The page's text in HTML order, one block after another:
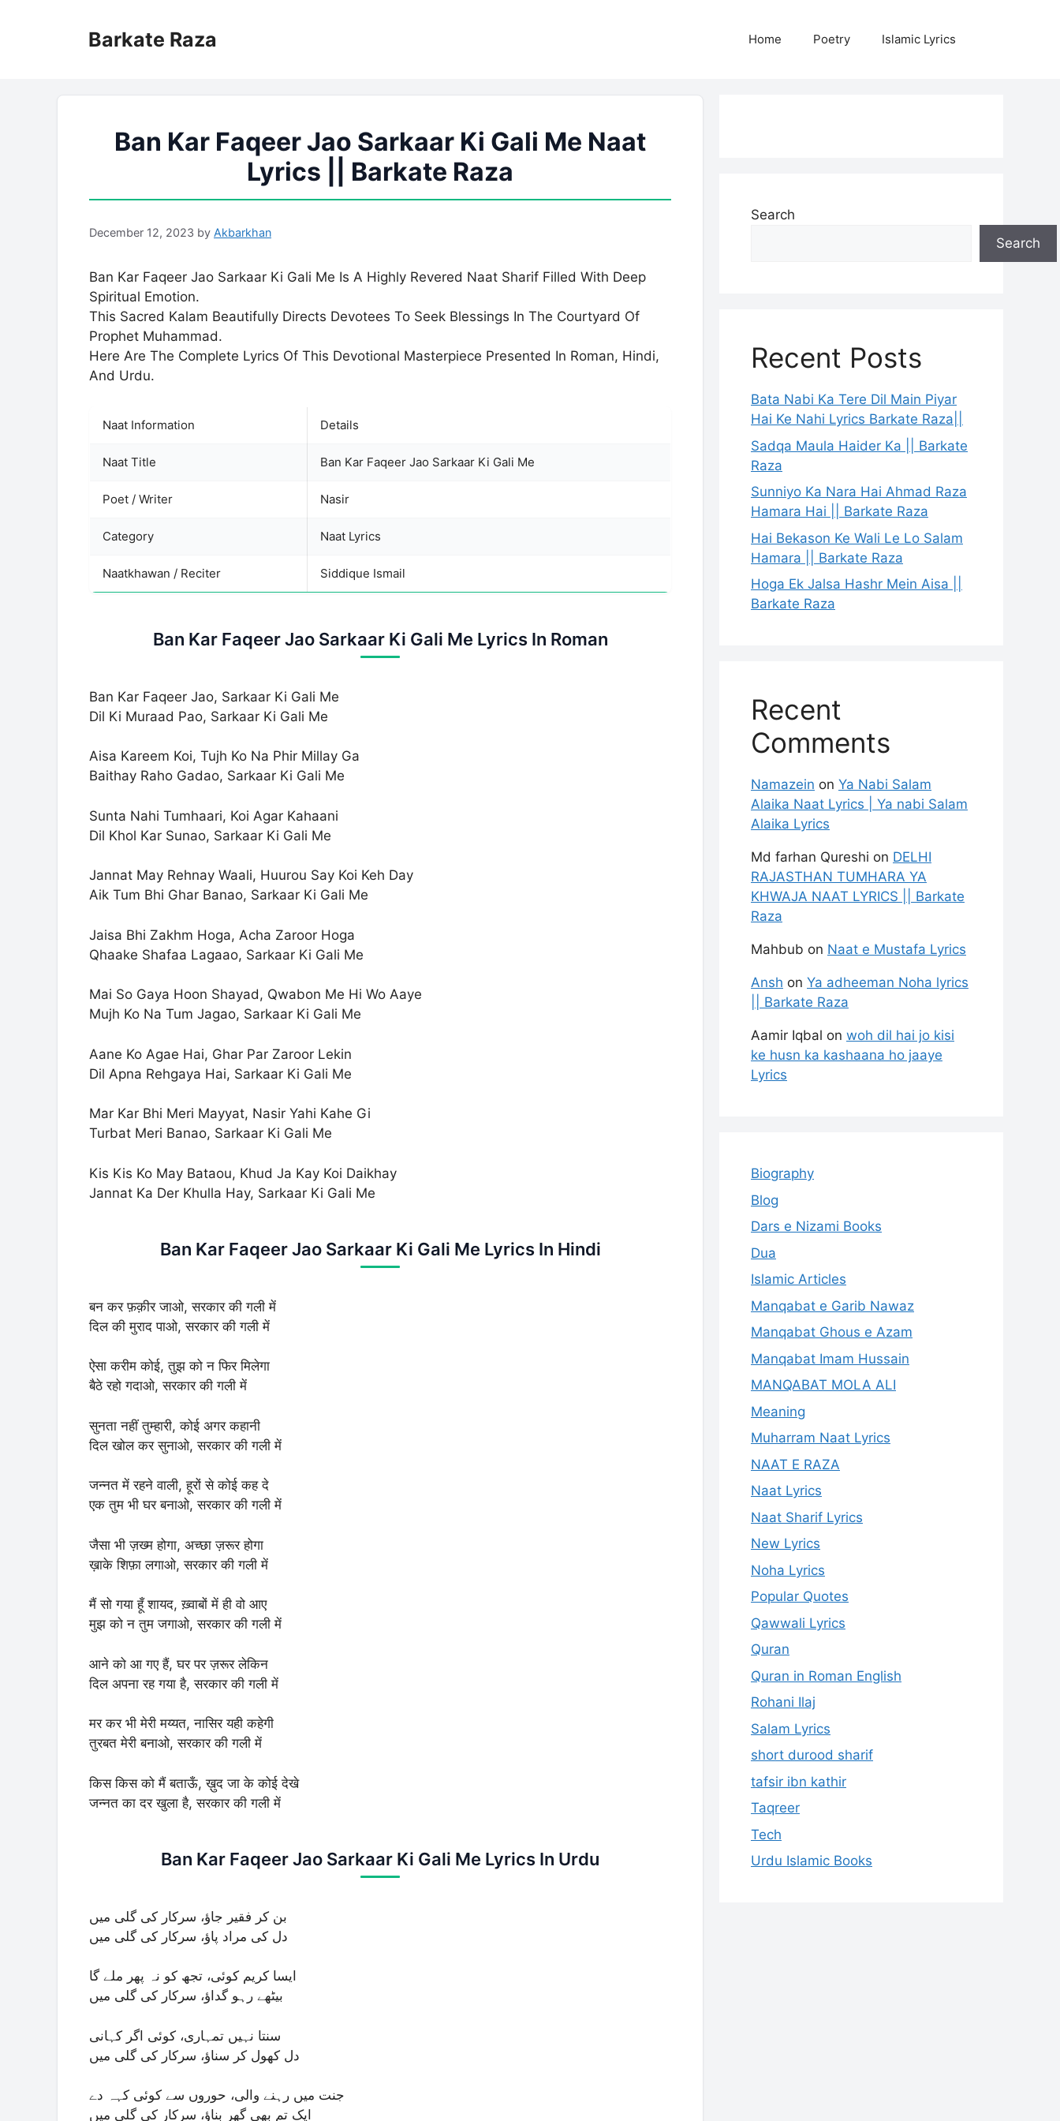
Barkate Raza Home Poetry Islamic Lyrics
Ban Kar Faqeer Jao Sarkaar Ki Gali Me Naat
Lyrics || Barkate Raza
December 12, 2023 by Akbarkhan
Ban Kar Faqeer Jao Sarkaar Ki Gali Me Is A Highly Revered Naat Sharif Filled With Deep
Spiritual Emotion.
This Sacred Kalam Beautifully Directs Devotees To Seek Blessings In The Courtyard Of
Prophet Muhammad.
Here Are The Complete Lyrics Of This Devotional Masterpiece Presented In Roman, Hindi,
And Urdu.
Naat Information Details
Naat Title Ban Kar Faqeer Jao Sarkaar Ki Gali Me
Poet / Writer Nasir
Category Naat Lyrics
Naatkhawan / Reciter Siddique Ismail
Ban Kar Faqeer Jao Sarkaar Ki Gali Me Lyrics In Roman
Ban Kar Faqeer Jao, Sarkaar Ki Gali Me
Dil Ki Muraad Pao, Sarkaar Ki Gali Me
Aisa Kareem Koi, Tujh Ko Na Phir Millay Ga
Baithay Raho Gadao, Sarkaar Ki Gali Me
Sunta Nahi Tumhaari, Koi Agar Kahaani
Dil Khol Kar Sunao, Sarkaar Ki Gali Me
Jannat May Rehnay Waali, Huurou Say Koi Keh Day
Aik Tum Bhi Ghar Banao, Sarkaar Ki Gali Me
Jaisa Bhi Zakhm Hoga, Acha Zaroor Hoga
Qhaake Shafaa Lagaao, Sarkaar Ki Gali Me
Mai So Gaya Hoon Shayad, Qwabon Me Hi Wo Aaye
Mujh Ko Na Tum Jagao, Sarkaar Ki Gali Me
Aane Ko Agae Hai, Ghar Par Zaroor Lekin
Dil Apna Rehgaya Hai, Sarkaar Ki Gali Me
Mar Kar Bhi Meri Mayyat, Nasir Yahi Kahe Gi
Turbat Meri Banao, Sarkaar Ki Gali Me
Kis Kis Ko May Bataou, Khud Ja Kay Koi Daikhay
Jannat Ka Der Khulla Hay, Sarkaar Ki Gali Me
Ban Kar Faqeer Jao Sarkaar Ki Gali Me Lyrics In Hindi
बन कर फ़क़ीर जाओ, सरकार की गली में
दिल की मुराद पाओ, सरकार की गली में
ऐसा करीम कोई, तुझ को न फिर मिलेगा
बैठे रहो गदाओ, सरकार की गली में
सुनता नहीं तुम्हारी, कोई अगर कहानी
दिल खोल कर सुनाओ, सरकार की गली में
जन्नत में रहने वाली, हूरों से कोई कह दे
एक तुम भी घर बनाओ, सरकार की गली में
जैसा भी ज़ख्म होगा, अच्छा ज़रूर होगा
ख़ाके शिफ़ा लगाओ, सरकार की गली में
मैं सो गया हूँ शायद, ख़्वाबों में ही वो आए
मुझ को न तुम जगाओ, सरकार की गली में
आने को आ गए हैं, घर पर ज़रूर लेकिन
दिल अपना रह गया है, सरकार की गली में
मर कर भी मेरी मय्यत, नासिर यही कहेगी
तुरबत मेरी बनाओ, सरकार की गली में
किस किस को मैं बताऊँ, ख़ुद जा के कोई देखे
जन्नत का दर खुला है, सरकार की गली में
Ban Kar Faqeer Jao Sarkaar Ki Gali Me Lyrics In Urdu
بن کر فقیر جاؤ، سرکار کی گلی میں
دل کی مراد پاؤ، سرکار کی گلی میں
ایسا کریم کوئی، تجھ کو نہ پھر ملے گا
بیٹھے رہو گداؤ، سرکار کی گلی میں
سنتا نہیں تمہاری، کوئی اگر کہانی
دل کھول کر سناؤ، سرکار کی گلی میں
جنت میں رہنے والی، حوروں سے کوئی کہہ دے
ایک تم بھی گھر بناؤ، سرکار کی گلی میں
Search
Search
Recent Posts
Bata Nabi Ka Tere Dil Main Piyar
Hai Ke Nahi Lyrics Barkate Raza||
Sadqa Maula Haider Ka || Barkate
Raza
Sunniyo Ka Nara Hai Ahmad Raza
Hamara Hai || Barkate Raza
Hai Bekason Ke Wali Le Lo Salam
Hamara || Barkate Raza
Hoga Ek Jalsa Hashr Mein Aisa ||
Barkate Raza
Recent
Comments
Namazein on Ya Nabi Salam
Alaika Naat Lyrics | Ya nabi Salam
Alaika Lyrics
Md farhan Qureshi on DELHI
RAJASTHAN TUMHARA YA
KHWAJA NAAT LYRICS || Barkate
Raza
Mahbub on Naat e Mustafa Lyrics
Ansh on Ya adheeman Noha lyrics
|| Barkate Raza
Aamir Iqbal on woh dil hai jo kisi
ke husn ka kashaana ho jaaye
Lyrics
Biography
Blog
Dars e Nizami Books
Dua
Islamic Articles
Manqabat e Garib Nawaz
Manqabat Ghous e Azam
Manqabat Imam Hussain
MANQABAT MOLA ALI
Meaning
Muharram Naat Lyrics
NAAT E RAZA
Naat Lyrics
Naat Sharif Lyrics
New Lyrics
Noha Lyrics
Popular Quotes
Qawwali Lyrics
Quran
Quran in Roman English
Rohani Ilaj
Salam Lyrics
short durood sharif
tafsir ibn kathir
Taqreer
Tech
Urdu Islamic Books